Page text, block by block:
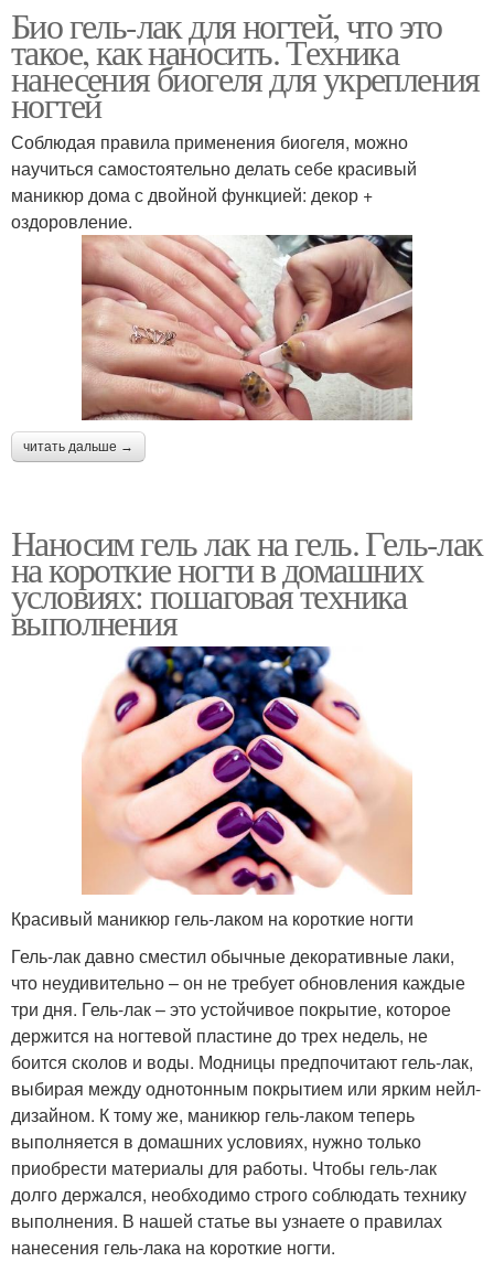
Био гель-лак для ногтей, что это
такое, как наносить. Техника
нанесения биогеля для укрепления
ногтей
Соблюдая правила применения биогеля, можно
научиться самостоятельно делать себе красивый
маникюр дома с двойной функцией: декор +
оздоровление.
читать дальше →
Наносим гель лак на гель. Гель-лак
на короткие ногти в домашних
условиях: пошаговая техника
выполнения
Красивый маникюр гель-лаком на короткие ногти
Гель-лак давно сместил обычные декоративные лаки,
что неудивительно – он не требует обновления каждые
три дня. Гель-лак – это устойчивое покрытие, которое
держится на ногтевой пластине до трех недель, не
боится сколов и воды. Модницы предпочитают гель-лак,
выбирая между однотонным покрытием или ярким нейл-
дизайном. К тому же, маникюр гель-лаком теперь
выполняется в домашних условиях, нужно только
приобрести материалы для работы. Чтобы гель-лак
долго держался, необходимо строго соблюдать технику
выполнения. В нашей статье вы узнаете о правилах
нанесения гель-лака на короткие ногти.